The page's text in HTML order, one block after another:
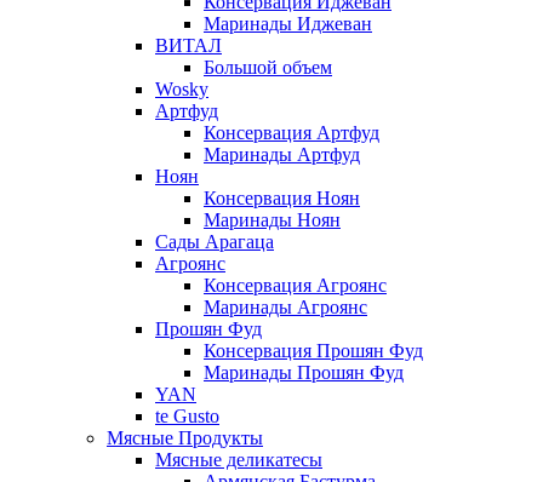
Маринады Иджеван
ВИТАЛ
Большой объем
Wosky
Артфуд
Консервация Артфуд
Маринады Артфуд
Ноян
Консервация Ноян
Маринады Ноян
Сады Арагаца
Агроянс
Консервация Агроянс
Маринады Агроянс
Прошян Фуд
Консервация Прошян Фуд
Маринады Прошян Фуд
YAN
te Gusto
Мясные Продукты
Мясные деликатесы